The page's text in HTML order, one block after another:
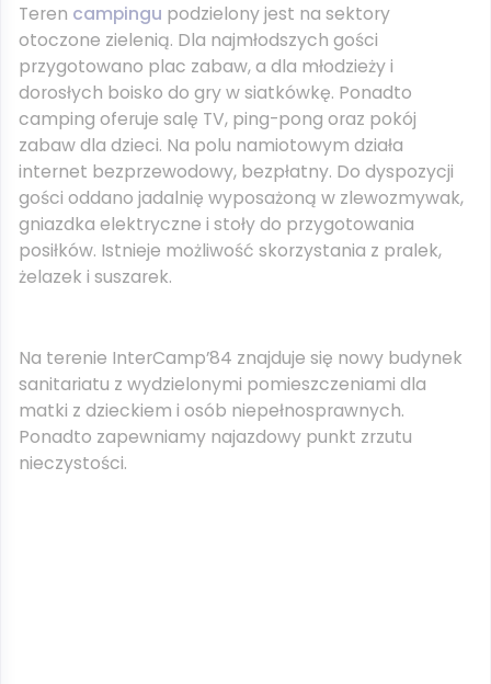
Teren campingu podzielony jest na sektory
otoczone zielenią. Dla najmłodszych gości
przygotowano plac zabaw, a dla młodzieży i
dorosłych boisko do gry w siatkówkę. Ponadto
camping oferuje salę TV, ping-pong oraz pokój
zabaw dla dzieci. Na polu namiotowym działa
internet bezprzewodowy, bezpłatny. Do dyspozycji
gości oddano jadalnię wyposażoną w zlewozmywak,
gniazdka elektryczne i stoły do przygotowania
posiłków. Istnieje możliwość skorzystania z pralek,
żelazek i suszarek.
Na terenie InterCamp’84 znajduje się nowy budynek
sanitariatu z wydzielonymi pomieszczeniami dla
matki z dzieckiem i osób niepełnosprawnych.
Ponadto zapewniamy najazdowy punkt zrzutu
nieczystości.